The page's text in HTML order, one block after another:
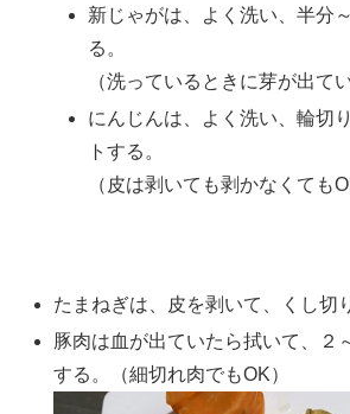
新じゃがは、よく洗い、半分
る。
（洗っているときに芽が出て
にんじんは、よく洗い、輪切
トする。
（皮は剥いても剥かなくても
たまねぎは、皮を剥いて、くし切
豚肉は血が出ていたら拭いて、２
する。（細切れ肉でもOK）